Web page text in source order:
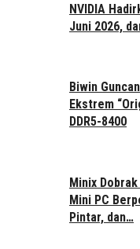
NVIDIA
Juni 2026,
Biwin
Ekstrem
DDR5-8400
Minix
Mini PC
Pintar, dan…